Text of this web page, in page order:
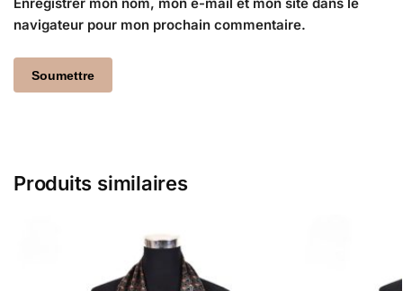
Enregistrer mon nom, mon e-mail et mon site dans le
navigateur pour mon prochain commentaire.
Produits similaires